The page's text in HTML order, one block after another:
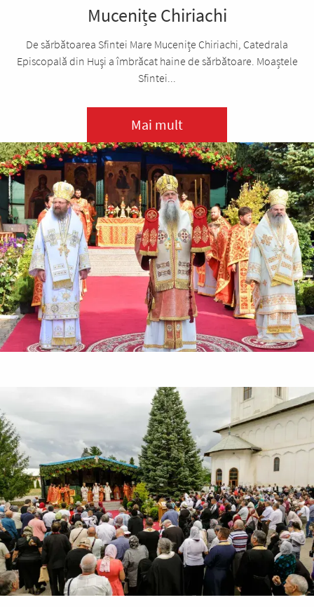
Mucenițe Chiriachi
De sărbătoarea Sfintei Mare Mucenițe Chiriachi, Catedrala
Episcopală din Huşi a îmbrăcat haine de sărbătoare. Moaștele
Sfintei...
Mai mult